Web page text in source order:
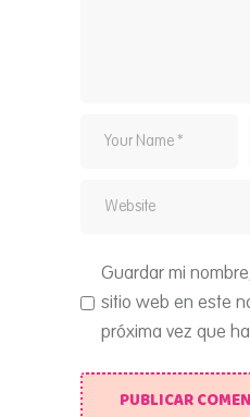
Guardar mi
sitio web en este
próxima vez que
PUBLICAR